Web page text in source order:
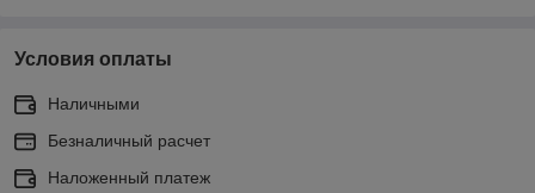
Условия оплаты
Наличными
Безналичный расчет
Наложенный платеж